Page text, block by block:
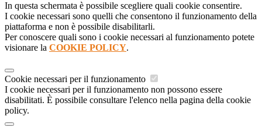
In questa schermata è possibile scegliere quali cookie consentire.
I cookie necessari sono quelli che consentono il funzionamento della
piattaforma e non è possibile disabilitarli.
Per conoscere quali sono i cookie necessari al funzionamento potete
visionare la COOKIE POLICY.
Cookie necessari per il funzionamento
I cookie necessari per il funzionamento non possono essere
disabilitati. È possibile consultare l'elenco nella pagina della cookie
policy.